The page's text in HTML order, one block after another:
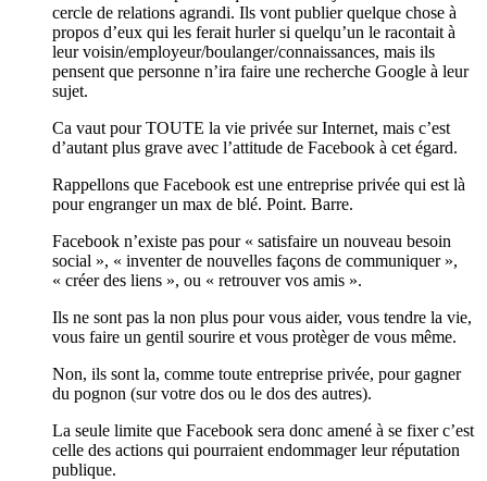
cercle de relations agrandi. Ils vont publier quelque chose à
propos d’eux qui les ferait hurler si quelqu’un le racontait à
leur voisin/employeur/boulanger/connaissances, mais ils
pensent que personne n’ira faire une recherche Google à leur
sujet.
Ca vaut pour TOUTE la vie privée sur Internet, mais c’est
d’autant plus grave avec l’attitude de Facebook à cet égard.
Rappellons que Facebook est une entreprise privée qui est là
pour engranger un max de blé. Point. Barre.
Facebook n’existe pas pour « satisfaire un nouveau besoin
social », « inventer de nouvelles façons de communiquer »,
« créer des liens », ou « retrouver vos amis ».
Ils ne sont pas la non plus pour vous aider, vous tendre la vie,
vous faire un gentil sourire et vous protèger de vous même.
Non, ils sont la, comme toute entreprise privée, pour gagner
du pognon (sur votre dos ou le dos des autres).
La seule limite que Facebook sera donc amené à se fixer c’est
celle des actions qui pourraient endommager leur réputation
publique.